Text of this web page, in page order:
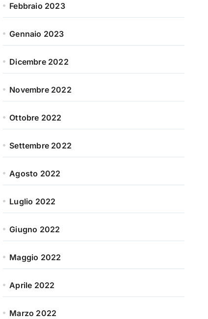
Febbraio 2023
Gennaio 2023
Dicembre 2022
Novembre 2022
Ottobre 2022
Settembre 2022
Agosto 2022
Luglio 2022
Giugno 2022
Maggio 2022
Aprile 2022
Marzo 2022